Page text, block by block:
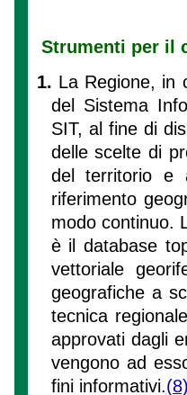
Strumenti per il
1. La Regione, in
del Sistema
SIT, al fine di
delle scelte di
del territorio e
riferimento
modo continuo.
è il database
vettoriale
geografiche a
tecnica
approvati dagli
vengono ad
fini informativi.